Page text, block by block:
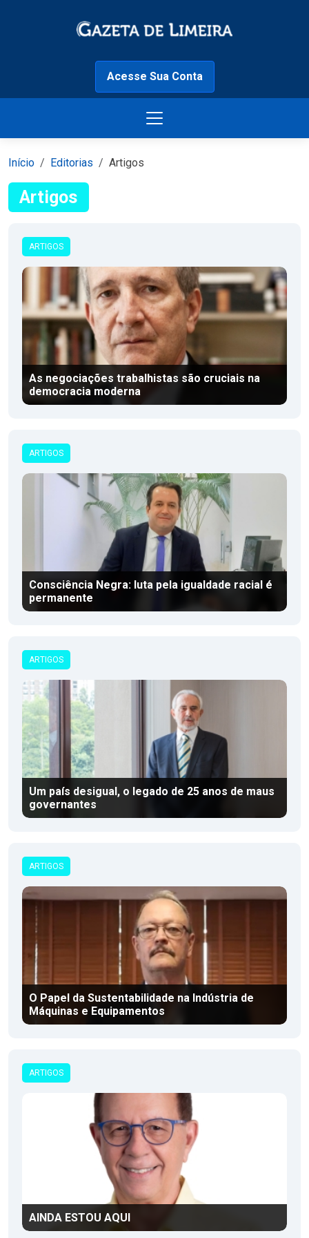
Acesse Sua Conta
Início Editorias Artigos
Artigos
ARTIGOS
As negociações trabalhistas são cruciais na
democracia moderna
ARTIGOS
Consciência Negra: luta pela igualdade racial é
permanente
ARTIGOS
Um país desigual, o legado de 25 anos de maus
governantes
ARTIGOS
O Papel da Sustentabilidade na Indústria de
Máquinas e Equipamentos
ARTIGOS
AINDA ESTOU AQUI